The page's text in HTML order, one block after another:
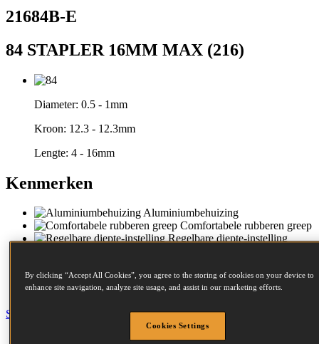
21684B-E
84 STAPLER 16MM MAX (216)
Diameter: 0.5 - 1mm
Kroon: 12.3 - 12.3mm
Lengte: 4 - 16mm
Kenmerken
Aluminiumbehuizing
Comfortabele rubberen greep
Regelbare diepte-instelling
Magazijn laden aan
onderkant
Sluiten
By clicking “Accept All Cookies”, you agree to the storing of cookies on your device to
enhance site navigation, analyze site usage, and assist in our marketing efforts.
Cookies Settings